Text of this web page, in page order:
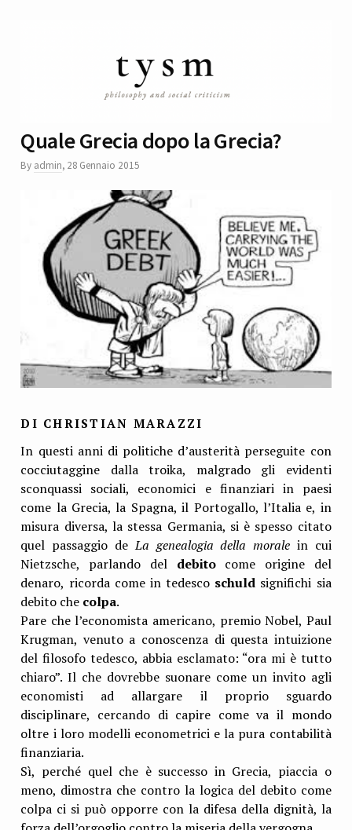
Quale Grecia dopo la Grecia?
By admin, 28 Gennaio 2015
DI CHRISTIAN MARAZZI
In questi anni di politiche d’austerità perseguite con
cocciutaggine dalla troika, malgrado gli evidenti
sconquassi sociali, economici e finanziari in paesi
come la Grecia, la Spagna, il Portogallo, l’Italia e, in
misura diversa, la stessa Germania, si è spesso citato
quel passaggio deLa genealogia della morale in cui
Nietzsche, parlando del debitocome origine del
denaro, ricorda come in tedesco schuld significhi sia
debito che colpa.
Pare che l’economista americano, premio Nobel, Paul
Krugman, venuto a conoscenza di questa intuizione
del filosofo tedesco, abbia esclamato: “ora mi è tutto
chiaro”. Il che dovrebbe suonare come un invito agli
economisti ad allargare il proprio sguardo
disciplinare, cercando di capire come va il mondo
oltre i loro modelli econometrici e la pura contabilità
finanziaria.
Sì, perché quel che è successo in Grecia, piaccia o
meno, dimostra che contro la logica del debito come
colpa ci si può opporre con la difesa della dignità, la